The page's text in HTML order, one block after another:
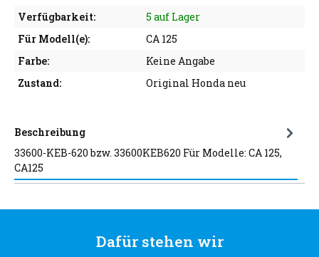
Verfügbarkeit:
5 auf Lager
Für Modell(e):
CA 125
Farbe:
Keine Angabe
Zustand:
Original Honda neu
Beschreibung
33600-KEB-620 bzw. 33600KEB620 Für Modelle: CA 125,
CA125
Dafür stehen wir